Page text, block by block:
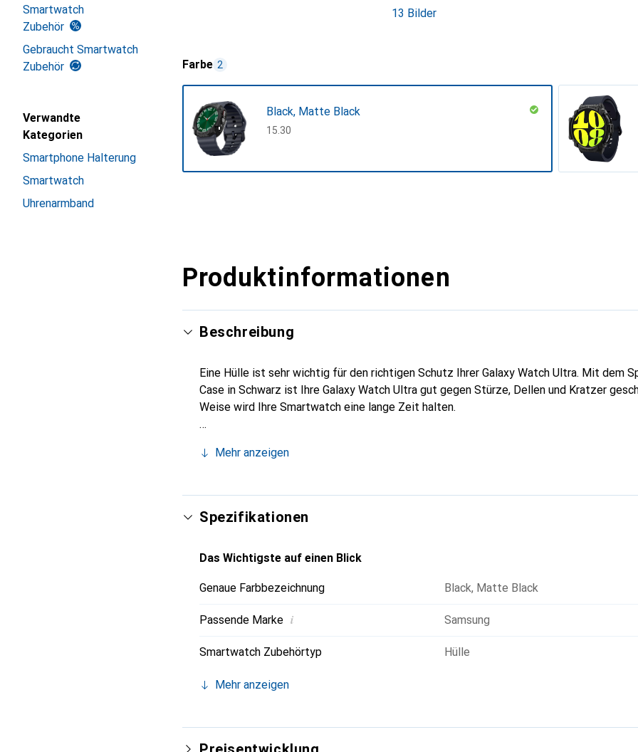
Smartwatch
Zubehör
Gebraucht Smartwatch
Zubehör
Verwandte
Kategorien
Smartphone Halterung
Smartwatch
Uhrenarmband
13 Bilder
Farbe 2
Black, Matte Black
CHF
15.30
Produktinformationen
Beschreibung
Eine Hülle ist sehr wichtig für den richtigen Schutz Ihrer Galaxy Watch Ultra. Mit dem
Case in Schwarz ist Ihre Galaxy Watch Ultra gut gegen Stürze, Dellen und Kratzer
Weise wird Ihre Smartwatch eine lange Zeit halten.
Mehr anzeigen
Spezifikationen
Das Wichtigste auf einen Blick
Genaue Farbbezeichnung Black, Matte Black
Passende Marke i Samsung
Smartwatch Zubehörtyp Hülle
Mehr anzeigen